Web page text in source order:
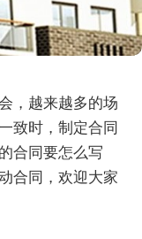
，越来越多的场
致时，制定合同
合同要怎么写
合同，欢迎大家